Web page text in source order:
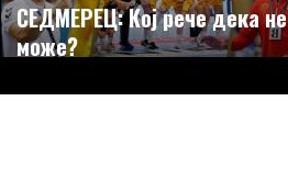
СЕДМЕРЕЦ: Кој рече дека не
може?